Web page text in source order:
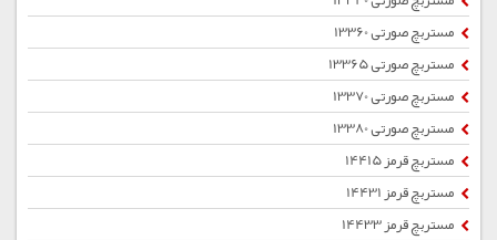
مستربچ صورتی 13360
مستربچ صورتی 13365
مستربچ صورتی 13370
مستربچ صورتی 13380
مستربچ قرمز 14415
مستربچ قرمز 14431
مستربچ قرمز 14433